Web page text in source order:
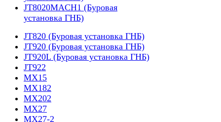
JT8020MACH1 (Буровая
установка ГНБ)
JT820 (Буровая установка ГНБ)
JT920 (Буровая установка ГНБ)
JT920L (Буровая установка ГНБ)
JT922
MX15
MX182
MX202
MX27
MX27-2